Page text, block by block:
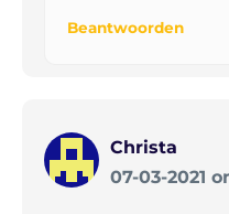
Beantwoorden
Christa
07-03-2021